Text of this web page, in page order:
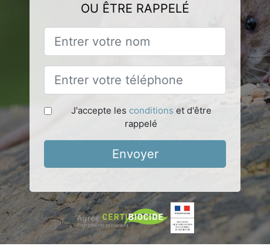
OU ÊTRE RAPPELÉ
J'accepte les conditions et d'être
rappelé
Envoyer